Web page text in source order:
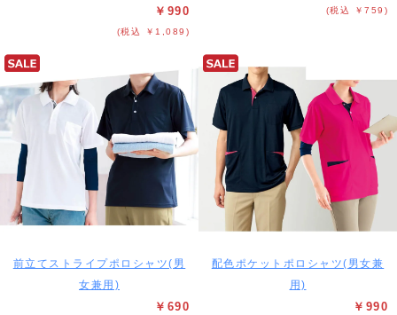
￥990
(税込 ￥1,089)
(税込 ￥759)
前立てストライプポロシャツ(男
女兼用)
￥690
配色ポケットポロシャツ(男女兼
用)
￥990